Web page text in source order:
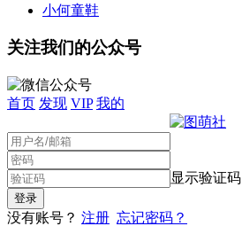
小何童鞋
关注我们的公众号
首页 发现 VIP 我的
显示验证码
没有账号？ 注册 忘记密码？